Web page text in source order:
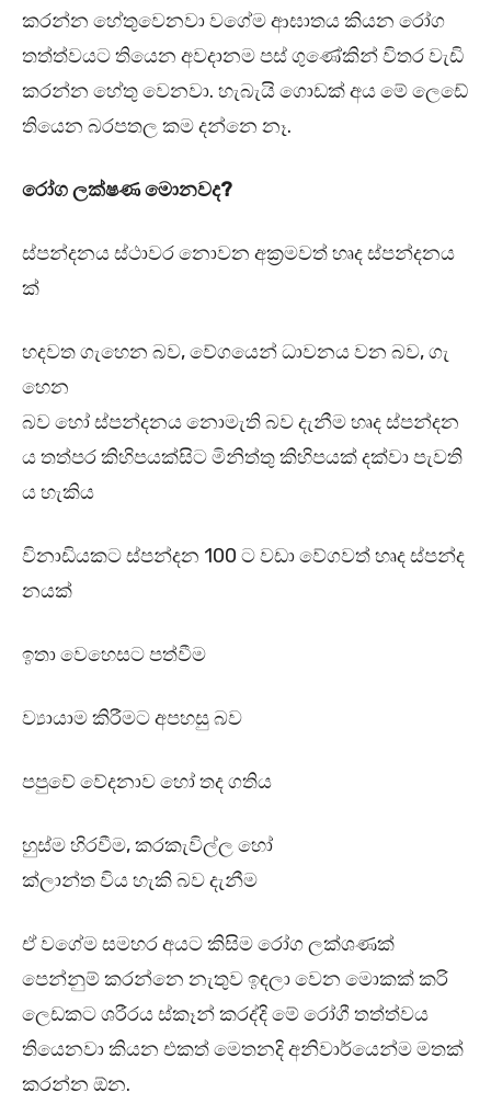
කරන්න හේතුවෙනවා වගේම ආඝාතය කියන රෝග
තත්ත්වයට තියෙන අවදානම පස් ගුණේකින් විතර වැඩි
කරන්න හේතු වෙනවා. හැබැයි ගොඩක් අය මේ ලෙඩේ
තියෙන බරපතල කම දන්නෙ නෑ.
රෝග ලක්ෂණ මොනවද?
ස්පන්දනය ස්ථාවර නොවන අක්‍රමවත් හෘද ස්පන්දනය
ක්
හදවත ගැහෙන බව, වේගයෙන් ධාවනය වන බව, ගැ
හෙන
බව හෝ ස්පන්දනය නොමැති බව දැනීම හෘද ස්පන්දන
ය තත්පර කිහිපයක්සිට මිනිත්තු කිහිපයක් දක්වා පැවති
ය හැකිය
විනාඩියකට ස්පන්දන 100 ට වඩා වේගවත් හෘද ස්පන්ද
නයක්
ඉතා වෙහෙසට පත්වීම
ව්‍යායාම කිරීමට අපහසු බව
පපුවේ වේදනාව හෝ තද ගතිය
හුස්ම හිරවීම, කරකැවිල්ල හෝ
ක්ලාන්ත විය හැකි බව දැනීම
ඒ වගේම සමහර අයට කිසිම රෝග ලක්ශණක්
පෙන්නුම් කරන්නෙ නැතුව ඉඳලා වෙන මොකක් කරි
ලෙඩකට ශරීරය ස්කෑන් කරද්දි මේ රෝගී තත්ත්වය
තියෙනවා කියන එකත් මෙතනදි අනිවාර්යෙන්ම මතක්
කරන්න ඕන.‍